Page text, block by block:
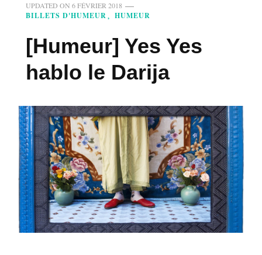
UPDATED ON 6 FÉVRIER 2018
BILLETS D'HUMEUR HUMEUR
[Humeur] Yes Yes
hablo le Darija